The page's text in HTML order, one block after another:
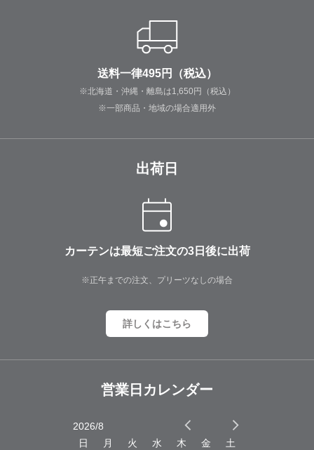
送料一律495円（税込）
※北海道・沖縄・離島は1,650円（税込）
※一部商品・地域の場合適用外
出荷日
カーテンは最短ご注文の3日後に出荷
※正午までの注文、プリーツなしの場合
詳しくはこちら
営業日カレンダー
2026/8
日
月 火 水 木 金
土